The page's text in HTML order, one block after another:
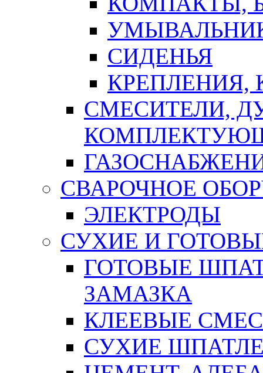
СИДЕНЬЯ
СМЕСИТЕЛИ,
СВАРОЧНОЕ
ЭЛЕКТРОДЫ
СУХИЕ И
ГОТОВЫЕ
ЗАМАЗКА
КЛЕЕВЫЕ
СУХИЕ